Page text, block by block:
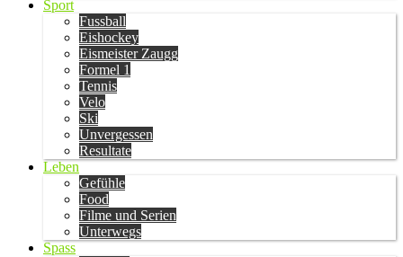
Sport
Fussball
Eishockey
Eismeister Zaugg
Formel 1
Tennis
Velo
Ski
Unvergessen
Resultate
Leben
Gefühle
Food
Filme und Serien
Unterwegs
Spass